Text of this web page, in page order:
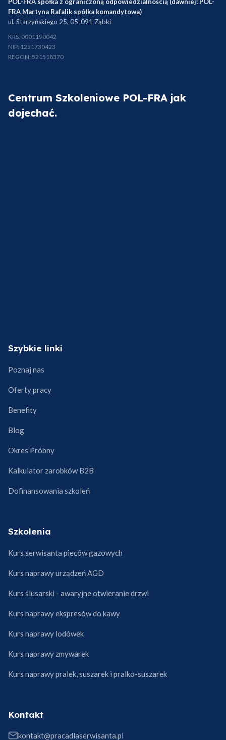
POL-FRA spółka z ograniczoną odpowiedzialnością (dawniej: POL-
FRA Martyna Rafalik spółka komandytowa)
ul. Starzyńskiego 25, 05-091 Ząbki
KRS: 0001190042
NIP: 1251730423
REGON: 521518370
Centrum Szkoleniowe POL-FRA jak
dojechać.
Szybkie linki
Poznaj nas
Oferty pracy
Benefity
Blog
Okres Próbny
Kalkulator zarobków B2B
Dofinansowania szkoleń
Szkolenia
Kurs serwisanta pieców gazowych
Kurs naprawy urządzeń AGD
Kurs ślusarski - awaryjne otwieranie drzwi
Kurs naprawy ekspresów do kawy
Kurs naprawy lodówek
Kurs naprawy zmywarek
Kurs naprawy pralek, suszarek i pralko-suszarek
Kontakt
kontakt@pracadlaserwisanta.pl